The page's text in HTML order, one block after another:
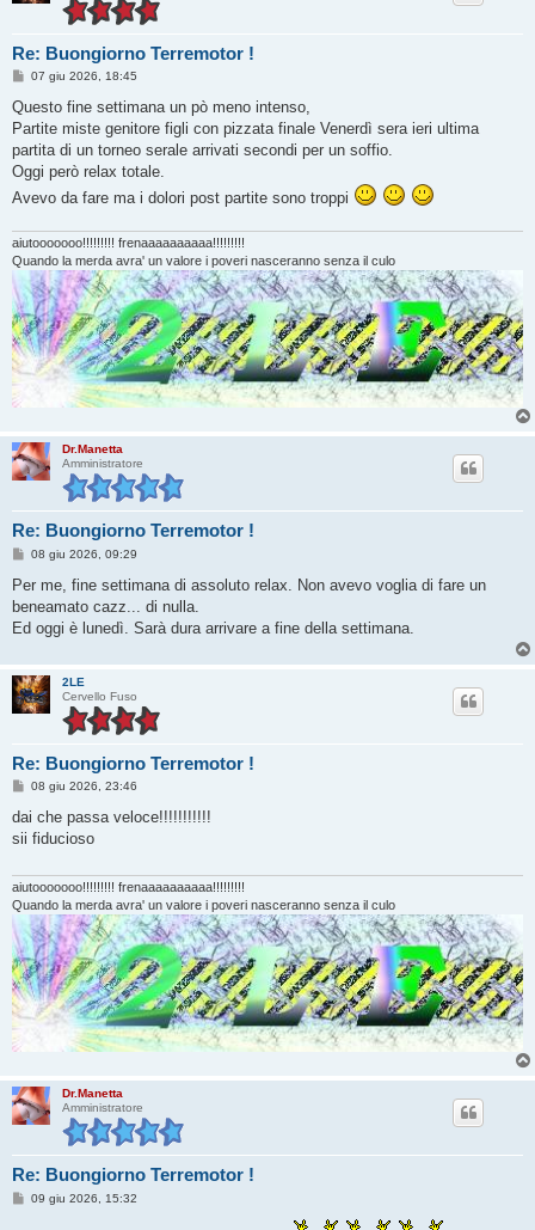
Re: Buongiorno Terremotor !
M
s
a
g
i
07 giu 2026, 18:45
Questo fine settimana un pò meno intenso,
Partite miste genitore figli con pizzata finale Venerdì sera ieri ultima
partita di un torneo serale arrivati secondi per un soffio.
Oggi però relax totale.
Avevo da fare ma i dolori post partite sono troppi
aiutooooooo!!!!!!!!! frenaaaaaaaaaa!!!!!!!!!
Quando la merda avra' un valore i poveri nasceranno senza il culo
Dr.Manetta
Amministratore
Re: Buongiorno Terremotor !
M
s
a
g
o
08 giu 2026, 09:29
Per me, fine settimana di assoluto relax. Non avevo voglia di fare un
beneamato cazz... di nulla.
Ed oggi è lunedì. Sarà dura arrivare a fine della settimana.
2LE
Cervello Fuso
Re: Buongiorno Terremotor !
M
s
a
i
o
08 giu 2026, 23:46
dai che passa veloce!!!!!!!!!!!
sii fiducioso
aiutooooooo!!!!!!!!! frenaaaaaaaaaa!!!!!!!!!
Quando la merda avra' un valore i poveri nasceranno senza il culo
Dr.Manetta
Amministratore
Re: Buongiorno Terremotor !
M09 giu 2026, 15:32